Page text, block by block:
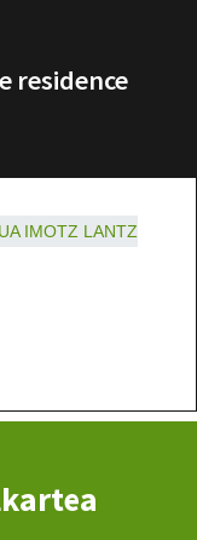
residence
IMOTZ LANTZ